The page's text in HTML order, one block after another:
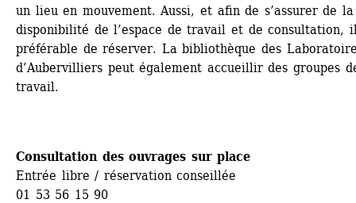
un lieu en mouvement. Aussi, et afin de s’assurer de la
disponibilité de l’espace de travail et de consultation,
préférable de réserver. La bibliothèque des
d’Aubervilliers peut également accueillir des groupes
travail.
Consultation des ouvrages sur place
Entrée libre / réservation conseillée
01 53 56 15 90